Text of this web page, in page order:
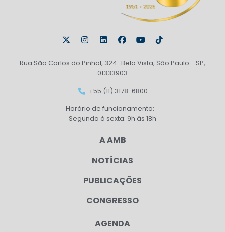
Rua São Carlos do Pinhal, 324 Bela Vista, São Paulo - SP,
01333903
+55 (11) 3178-6800
Horário de funcionamento:
Segunda à sexta: 9h às 18h
A AMB
NOTÍCIAS
PUBLICAÇÕES
CONGRESSO
AGENDA